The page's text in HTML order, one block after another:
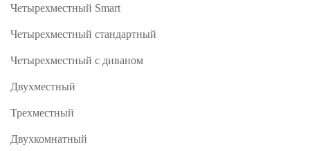
Четырехместный Smart
Четырехместный стандартный
Четырехместный с диваном
Двухместный
Трехместный
Двухкомнатный